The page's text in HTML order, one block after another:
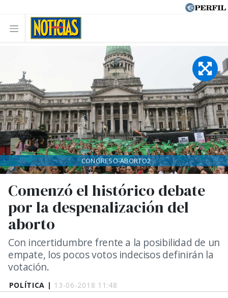
POLÍTICA | 13-06-2018 11:48
Comenzó el histórico debate
por la despenalización del
aborto
Con incertidumbre frente a la posibilidad de un
empate, los pocos votos indecisos definirán la
votación.
CONGRESO-ABORTO2